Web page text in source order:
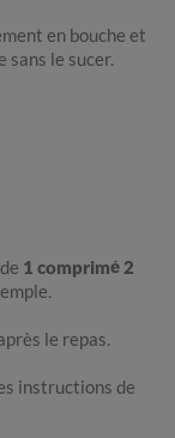
en bouche et
sans le sucer.
1 comprimé 2
le repas.
instructions de